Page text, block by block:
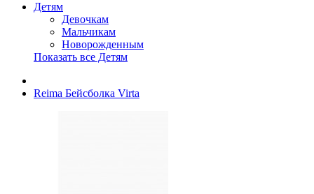
Детям
Девочкам
Мальчикам
Новорожденным
Показать все Детям
Reima Бейсболка Virta